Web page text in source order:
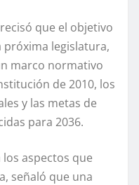
que el objetivo
legislatura,
marco normativo
de 2010, los
y las metas de
para 2036.
aspectos que
señaló que una